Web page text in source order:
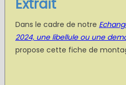
Extrait
Dans le cadre de notre
2024, une libellule ou une
propose cette fiche de